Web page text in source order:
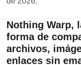
Nothing Warp,
forma de
archivos,
enlaces sin